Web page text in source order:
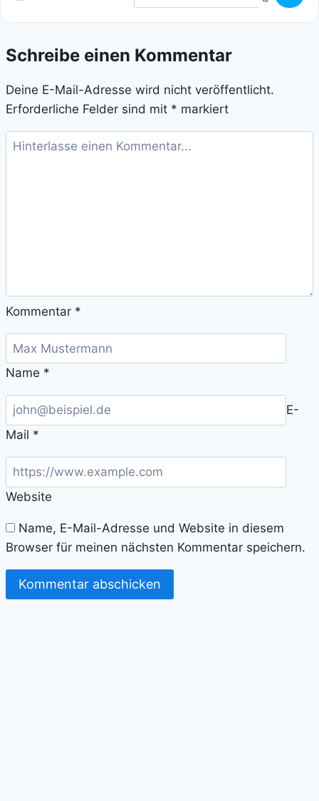
Schreibe einen Kommentar
Deine E-Mail-Adresse wird nicht veröffentlicht.
Erforderliche Felder sind mit * markiert
Kommentar *
Name *
E-
Mail *
Website
Name, E-Mail-Adresse und Website in diesem
Browser für meinen nächsten Kommentar speichern.